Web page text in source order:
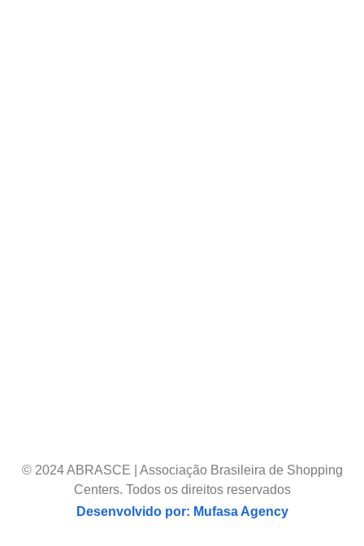
© 2024 ABRASCE | Associação Brasileira de Shopping
Centers. Todos os direitos reservados
Desenvolvido por: Mufasa Agency